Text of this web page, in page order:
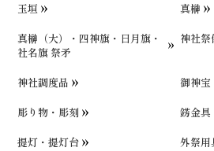
玉垣
真榊
真榊（大）・四神旗・日月旗・
社名旗 祭矛
神社
神社調度品
御神宝
彫り物・彫刻
錺金具
提灯・提灯台
外祭用